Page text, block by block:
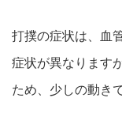
打撲の症状は、血
症状が異なります
ため、少しの動き